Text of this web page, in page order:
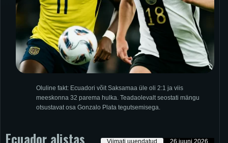
Oluline fakt: Ecuadori võit Saksamaa üle oli 2:1 ja viis
meeskonna 32 parema hulka. Teadaolevalt seostati mängu
otsustavat osa Gonzalo Plata tegutsemisega.
Ecuador alistas